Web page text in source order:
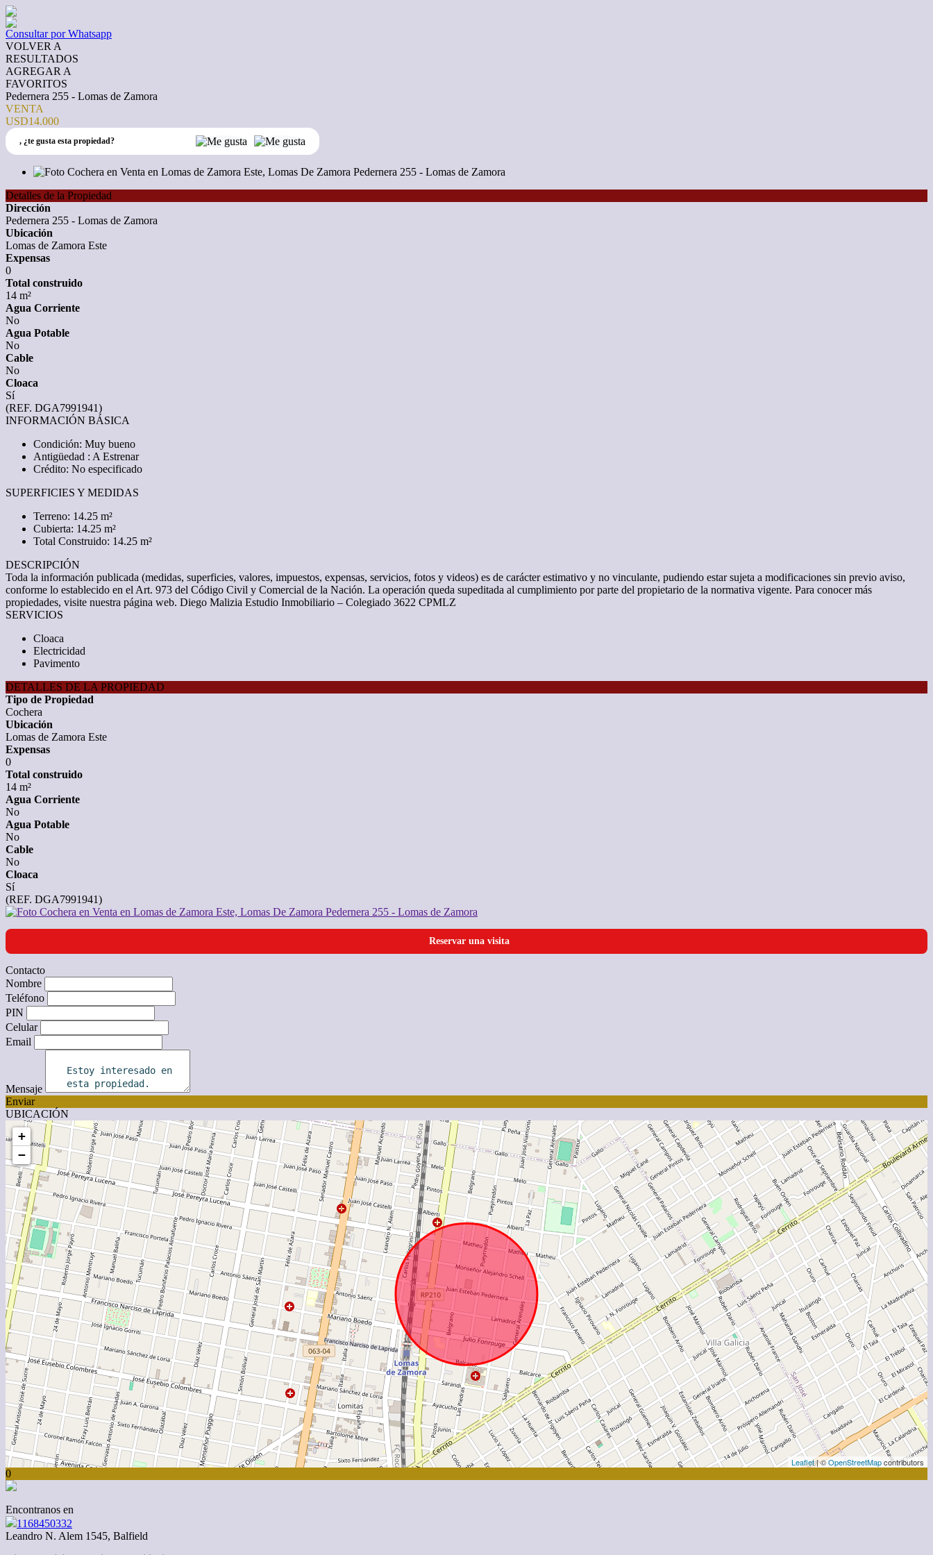
Consultar por Whatsapp
VOLVER A
RESULTADOS
AGREGAR A
FAVORITOS
Pedernera 255 - Lomas de Zamora
VENTA
USD14.000
, ¿te gusta esta propiedad?
Detalles de la Propiedad
Dirección
Pedernera 255 - Lomas de Zamora
Ubicación
Lomas de Zamora Este
Expensas
0
Total construido
14 m²
Agua Corriente
No
Agua Potable
No
Cable
No
Cloaca
Sí
(REF. DGA7991941)
INFORMACIÓN BÁSICA
Condición: Muy bueno
Antigüedad : A Estrenar
Crédito: No especificado
SUPERFICIES Y MEDIDAS
Terreno: 14.25 m²
Cubierta: 14.25 m²
Total Construido: 14.25 m²
DESCRIPCIÓN
Toda la información publicada (medidas, superficies, valores, impuestos, expensas, servicios, fotos y videos) es de carácter estimativo y no vinculante, pudiendo estar sujeta a modificaciones sin previo aviso,
conforme lo establecido en el Art. 973 del Código Civil y Comercial de la Nación. La operación queda supeditada al cumplimiento por parte del propietario de la normativa vigente. Para conocer más
propiedades, visite nuestra página web. Diego Malizia Estudio Inmobiliario – Colegiado 3622 CPMLZ
SERVICIOS
Cloaca
Electricidad
Pavimento
DETALLES DE LA PROPIEDAD
Tipo de Propiedad
Cochera
Ubicación
Lomas de Zamora Este
Expensas
0
Total construido
14 m²
Agua Corriente
No
Agua Potable
No
Cable
No
Cloaca
Sí
(REF. DGA7991941)
Reservar una visita
Contacto
Nombre
Teléfono
PIN
Celular
Email
Mensaje
Enviar
UBICACIÓN
+
−
Leaflet| ©OpenStreetMapcontributors
0
Encontranos en
1168450332
Leandro N. Alem 1545, Balfield